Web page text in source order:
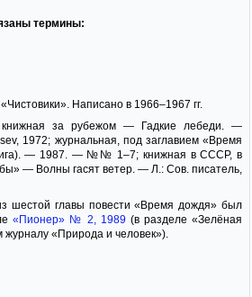
термины:
Написано в 1966–1967 гг.
книжная за рубежом — Гадкие лебеди. —
1972; журнальная, под заглавием «Время
— 1987. — №№ 1–7; книжная в СССР, в
— Волны гасят ветер. — Л.: Сов. писатель,
шестой главы повести «Время дождя» был
«Пионер» № 2, 1989 (в разделе «Зелёная
«Природа и человек»).